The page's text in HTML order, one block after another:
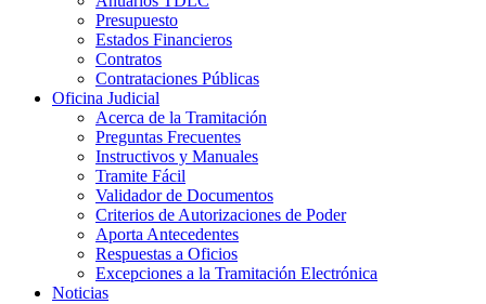
Presupuesto
Estados Financieros
Contratos
Contrataciones Públicas
Oficina Judicial
Acerca de la Tramitación
Preguntas Frecuentes
Instructivos y Manuales
Tramite Fácil
Validador de Documentos
Criterios de Autorizaciones de Poder
Aporta Antecedentes
Respuestas a Oficios
Excepciones a la Tramitación Electrónica
Noticias